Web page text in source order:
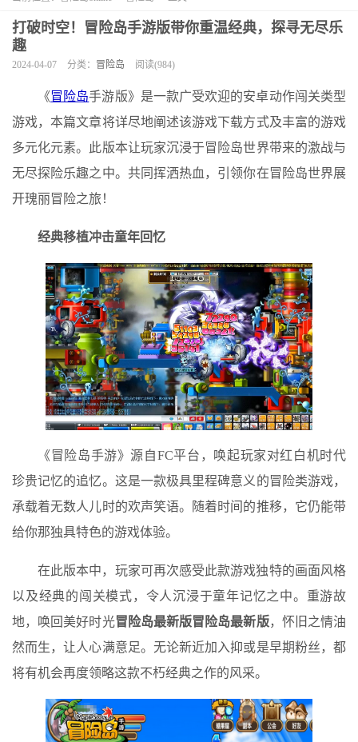
打破时空！冒险岛手游版带你重温经典，探寻无尽乐
趣
2024-04-07 分类： 冒险岛 阅读(984)
《冒险岛手游版》是一款广受欢迎的安卓动作闯关类型
游戏，本篇文章将详尽地阐述该游戏下载方式及丰富的游戏
多元化元素。此版本让玩家沉浸于冒险岛世界带来的激战与
无尽探险乐趣之中。共同挥洒热血，引领你在冒险岛世界展
开瑰丽冒险之旅！
经典移植冲击童年回忆
《冒险岛手游》源自FC平台，唤起玩家对红白机时代
珍贵记忆的追忆。这是一款极具里程碑意义的冒险类游戏，
承载着无数人儿时的欢声笑语。随着时间的推移，它仍能带
给你那独具特色的游戏体验。
在此版本中，玩家可再次感受此款游戏独特的画面风格
以及经典的闯关模式，令人沉浸于童年记忆之中。重游故
地，唤回美好时光冒险岛最新版冒险岛最新版，怀旧之情油
然而生，让人心满意足。无论新近加入抑或是早期粉丝，都
将有机会再度领略这款不朽经典之作的风采。